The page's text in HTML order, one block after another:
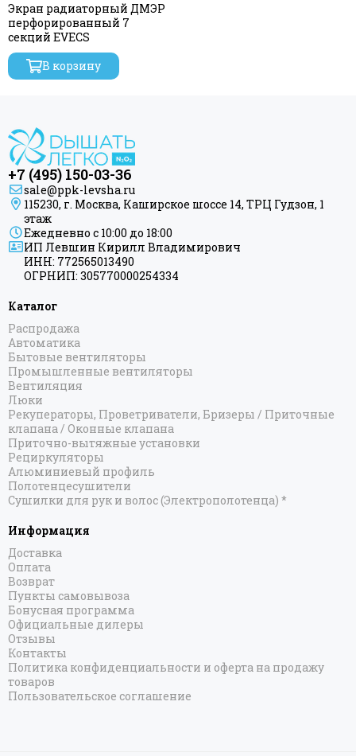
Экран радиаторный ДМЭР
перфорированный 7
секций EVECS
В корзину
+7 (495) 150-03-36
sale@ppk-levsha.ru
115230, г. Москва, Каширское шоссе 14, ТРЦ Гудзон, 1
этаж
Ежедневно с 10:00 до 18:00
ИП Левшин Кирилл Владимирович
ИНН: 772565013490
ОГРНИП: 305770000254334
Каталог
Распродажа
Автоматика
Бытовые вентиляторы
Промышленные вентиляторы
Вентиляция
Люки
Рекуператоры, Проветриватели, Бризеры / Приточные
клапана / Оконные клапана
Приточно-вытяжные установки
Рециркуляторы
Алюминиевый профиль
Полотенцесушители
Сушилки для рук и волос (Электрополотенца) *
Информация
Доставка
Оплата
Возврат
Пункты самовывоза
Бонусная программа
Официальные дилеры
Отзывы
Контакты
Политика конфиденциальности и оферта на продажу
товаров
Пользовательское соглашение